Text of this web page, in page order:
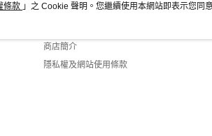
關於我們
商店簡介
隱私權及網站使用條款
條款 」之 Cookie 聲明。您繼續使用本網站即表示您同